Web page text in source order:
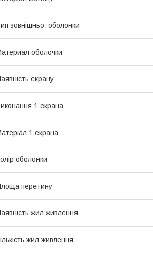
зовнішньої оболонки
оболочки
екрану
1 екрана
1 екрана
оболонки
перетину
жил живлення
жил живлення